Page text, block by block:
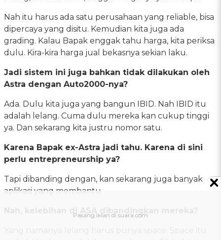
Nah itu harus ada satu perusahaan yang reliable, bisa
dipercaya yang disitu. Kemudian kita juga ada
grading. Kalau Bapak enggak tahu harga, kita periksa
dulu. Kira-kira harga jual bekasnya sekian laku.
Jadi sistem ini juga bahkan tidak dilakukan oleh
Astra dengan Auto2000-nya?
Ada. Dulu kita juga yang bangun IBID. Nah IBID itu
adalah lelang. Cuma dulu mereka kan cukup tinggi
ya. Dan sekarang kita justru nomor satu.
Karena Bapak ex-Astra jadi tahu. Karena di sini
perlu entrepreneurship ya?
Tapi dibanding dengan, kan sekarang juga banyak
aplikasi yang membantu.